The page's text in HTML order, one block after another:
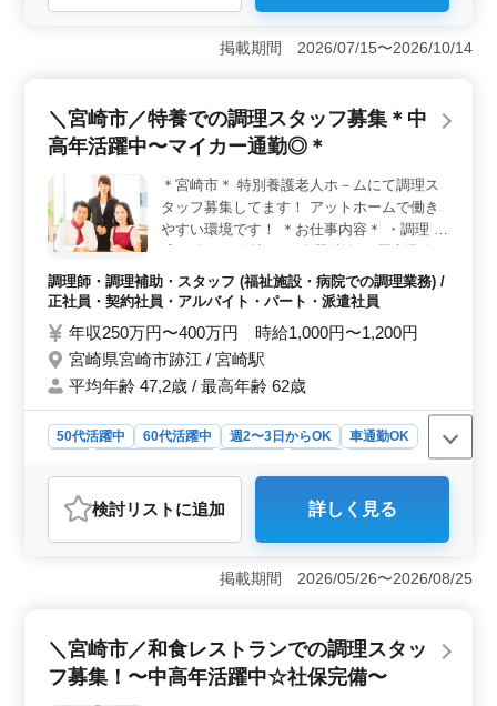
＜経験を活かせる医院での調理業務＞ 普通食や刻み
食、ミキサー食の調理、食材の仕込み、材料の発注を担
当します。調理経験を活かし、即戦力として活躍できま
す。体力面に配慮しながら、無理のない働き方ができま
す。 ＜車通勤OK＆待遇面も充実＞ マイカー通勤が
心して勤務できる待遇がそろっています。
掲載期間 2026/07/15〜2026/10/14
＼宮崎市／特養での調理スタッフ募集＊中
高年活躍中〜マイカー通勤◎＊
＊宮崎市＊ 特別養護老人ホ－ムにて調理ス
タッフ募集してます！ アットホームで働き
やすい環境です！ ＊お仕事内容＊ ・調理 ・
・調理補助 ＊ポイント＊ ・社会保険完備 ・
勤務時間応相談 ・50代、60代の採用実績あ
クのある方もご応募可能！ ＼まずお気軽に
お問い合わせください／
調理師・調理補助・スタッフ (福祉施設・病院での調理業務) /
正社員・契約社員・アルバイト・パート・派遣社員
年収250万円〜400万円 時給1,000円〜1,200円
宮崎県宮崎市跡江 / 宮崎駅
平均年齢 47,2歳 / 最高年齢 62歳
50代活躍中 60代活躍中 週2〜3日からOK
車通勤OK
アルバイト・パート
おすすめポイント
＜通勤の利便性＞ マイカー通勤が可能なため、遠方に
お住いの方や公共交通機関が不便な地域にお住いの方で
も安心して通勤できます。通勤のストレスを軽減できま
を大切にしながら働けるため、様々なライフステージの
方が活躍できる環境が整っています。 ＜安定した職
検討リスト に追加 詳しく見る
掲載期間 2026/05/26〜2026/08/25
＼宮崎市／和食レストランでの調理スタッ
フ募集！〜中高年活躍中☆社保完備〜